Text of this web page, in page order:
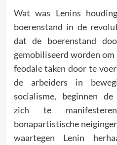
Wat was Lenins
boerenstand in de
dat de boerenstand
gemobiliseerd worden
feodale taken door te
de arbeiders in
socialisme, beginnen de
zich te
bonapartistische
waartegen Lenin